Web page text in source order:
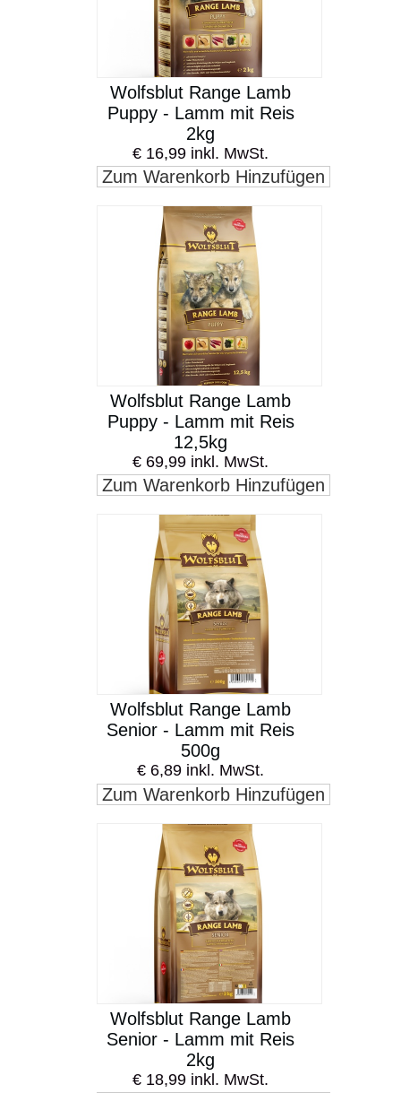
Wolfsblut Range Lamb
Puppy - Lamm mit Reis
2kg
€ 16,99 inkl. MwSt.
Zum Warenkorb Hinzufügen
Wolfsblut Range Lamb
Puppy - Lamm mit Reis
12,5kg
€ 69,99 inkl. MwSt.
Zum Warenkorb Hinzufügen
Wolfsblut Range Lamb
Senior - Lamm mit Reis
500g
€ 6,89 inkl. MwSt.
Zum Warenkorb Hinzufügen
Wolfsblut Range Lamb
Senior - Lamm mit Reis
2kg
€ 18,99 inkl. MwSt.